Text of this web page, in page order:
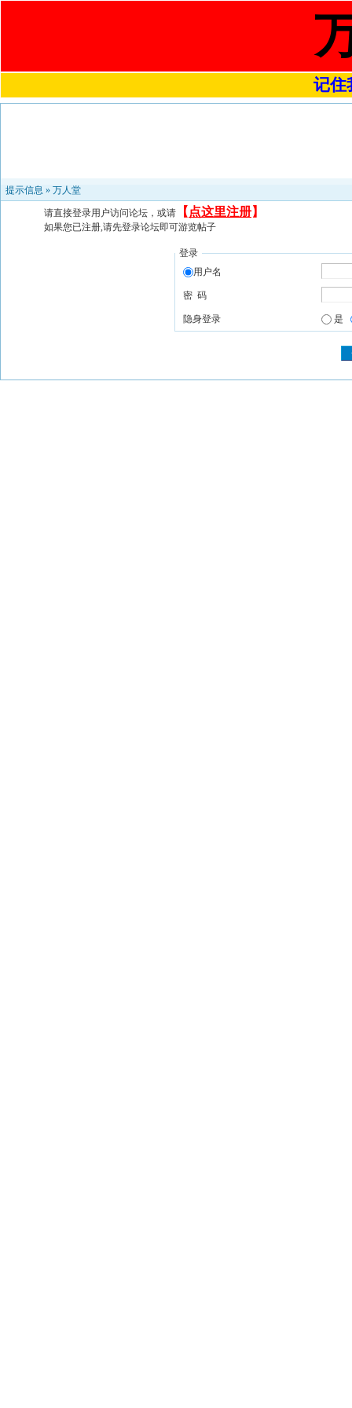
记住
提示信息 » 万人堂
请直接登录用户访问论坛，或请 【 点这里注册】
如果您已注册,请先登录论坛即可游览帖子
登录
用户名
密 码
隐身登录 是